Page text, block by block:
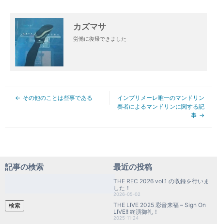
カズマサ
労働に復帰できました
その他のことは些事である
インプリメーレ唯一のマンドリン
奏者によるマンドリンに関する記
事
記事の検索
検索
最近の投稿
THE REC 2026 vol.1 の収録を行いま
した！
2026-05-02
THE LIVE 2025 彩音来福 – Sign On
LIVE!! 終演御礼！
2025-11-24